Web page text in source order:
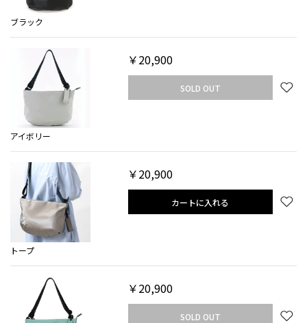
ブラック
アイボリー
￥20,900
SOLD OUT
トープ
￥20,900
カートに入れる
￥20,900
SOLD OUT